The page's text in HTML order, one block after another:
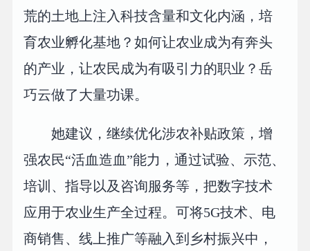
荒的土地上注入科技含量和文化内涵，培
育农业孵化基地？如何让农业成为有奔头
的产业，让农民成为有吸引力的职业？岳
巧云做了大量功课。
她建议，继续优化涉农补贴政策，增
强农民“活血造血”能力，通过试验、示范、
培训、指导以及咨询服务等，把数字技术
应用于农业生产全过程。可将5G技术、电
商销售、线上推广等融入到乡村振兴中，